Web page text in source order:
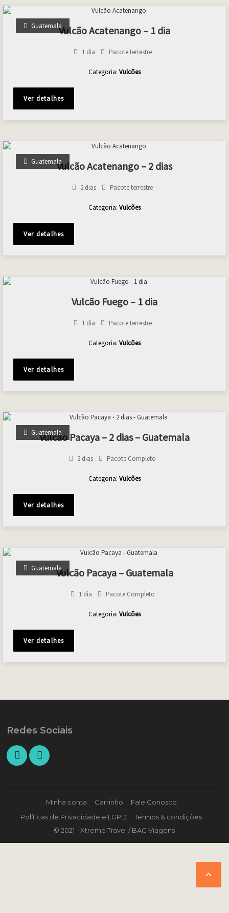
GuatemalaVulcão Acatenango – 1 dia
1 dia Pacote terrestre
Categoria: Vulcões
Ver detalhes
GuatemalaVulcão Acatenango – 2 dias
2 dias Pacote terrestre
Categoria: Vulcões
Ver detalhes
Vulcão Fuego – 1 dia
1 dia Pacote terrestre
Categoria: Vulcões
Ver detalhes
Guatemala
Vulcão Pacaya – 2 dias – Guatemala
2 dias Pacote Completo
Categoria: Vulcões
Ver detalhes
GuatemalaVulcão Pacaya – Guatemala
1 dia Pacote Completo
Categoria: Vulcões
Ver detalhes
Redes Sociais
© 2021 - Xtreme Travel / BAC Viagens
Minha conta Carrinho
Fale Conosco
Políticas de Privacidade e LGPD
Termos & condições
